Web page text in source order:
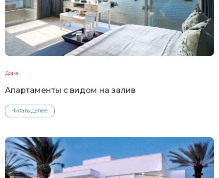
Дома
Апартаменты с видом на залив
Читать далее